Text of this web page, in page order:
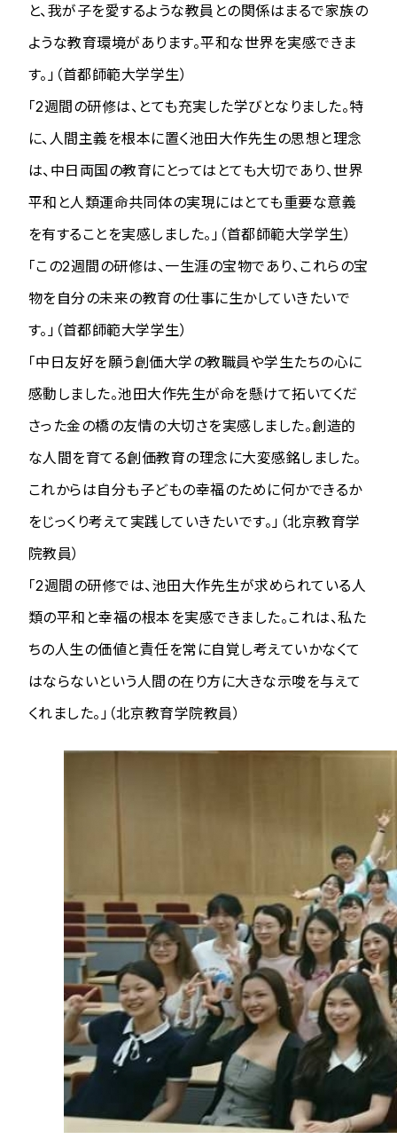
と、我が子を愛するような教員との関係はまるで家族の
ような教育環境があります。平和な世界を実感できま
す。」（首都師範大学学生）
「2週間の研修は、とても充実した学びとなりました。特
に、人間主義を根本に置く池田大作先生の思想と理念
は、中日両国の教育にとってはとても大切であり、世界
平和と人類運命共同体の実現にはとても重要な意義
を有することを実感しました。」（首都師範大学学生）
「この2週間の研修は、一生涯の宝物であり、これらの宝
物を自分の未来の教育の仕事に生かしていきたいで
す。」（首都師範大学学生）
「中日友好を願う創価大学の教職員や学生たちの心に
感動しました。池田大作先生が命を懸けて拓いてくだ
さった金の橋の友情の大切さを実感しました。創造的
な人間を育てる創価教育の理念に大変感銘しました。
これからは自分も子どもの幸福のために何かできるか
をじっくり考えて実践していきたいです。」（北京教育学
院教員）
「2週間の研修では、池田大作先生が求められている人
類の平和と幸福の根本を実感できました。これは、私た
ちの人生の価値と責任を常に自覚し考えていかなくて
はならないという人間の在り方に大きな示唆を与えて
くれました。」（北京教育学院教員）